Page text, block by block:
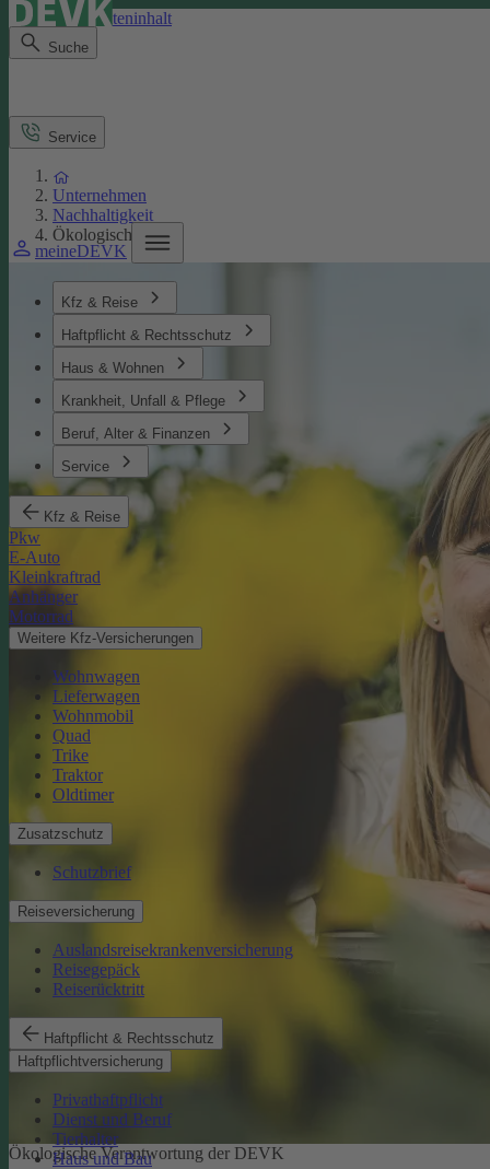
Direkt zum Seiteninhalt
Suche
meineDEVK
Kfz & Reise
Haftpflicht & Rechtsschutz
Haus & Wohnen
Krankheit, Unfall & Pflege
Beruf, Alter & Finanzen
Service
Kfz & Reise
Pkw
E-Auto
Kleinkraftrad
Anhänger
Motorrad
Weitere Kfz-Versicherungen
Wohnwagen
Lieferwagen
Wohnmobil
Quad
Trike
Traktor
Oldtimer
Zusatzschutz
Schutzbrief
Reiseversicherung
Auslandsreisekrankenversicherung
Reisegepäck
Reiserücktritt
Haftpflicht & Rechtsschutz
Haftpflichtversicherung
Privathaftpflicht
Dienst und Beruf
Tierhalter
Haus und Bau
Service
Unternehmen
Nachhaltigkeit
Ökologisches
Ökologische Verantwortung der DEVK